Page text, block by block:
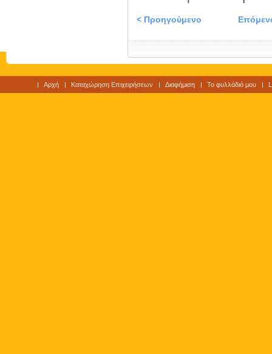
< Προηγούμενο
Αρχή Καταχώρηση Επιχειρήσεων Διαφήμιση Το φυλλάδιό μου